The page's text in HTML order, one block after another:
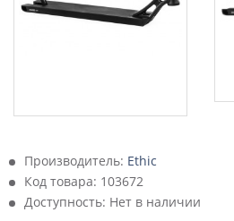
Производитель: Ethic
Код товара: 103672
Доступность: Нет в наличии